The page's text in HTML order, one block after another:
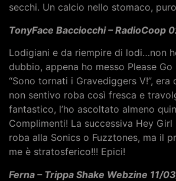
secchi. Un calcio nello stomaco,
TonyFace Bacciocchi – RadioCoop
Lodigiani e da riempire di lodi…non
dubbio, appena ho messo Please
“Sono tornati i Gravediggers V!”, era
non sentivo roba così fresca e
fantastico, l’ho ascoltato almeno
Complimenti! La successiva Hey
roba alla Sonics o Fuzztones, ma il
me è stratosferico!!! Epici!
Ferna – Trippa Shake Webzine 11/